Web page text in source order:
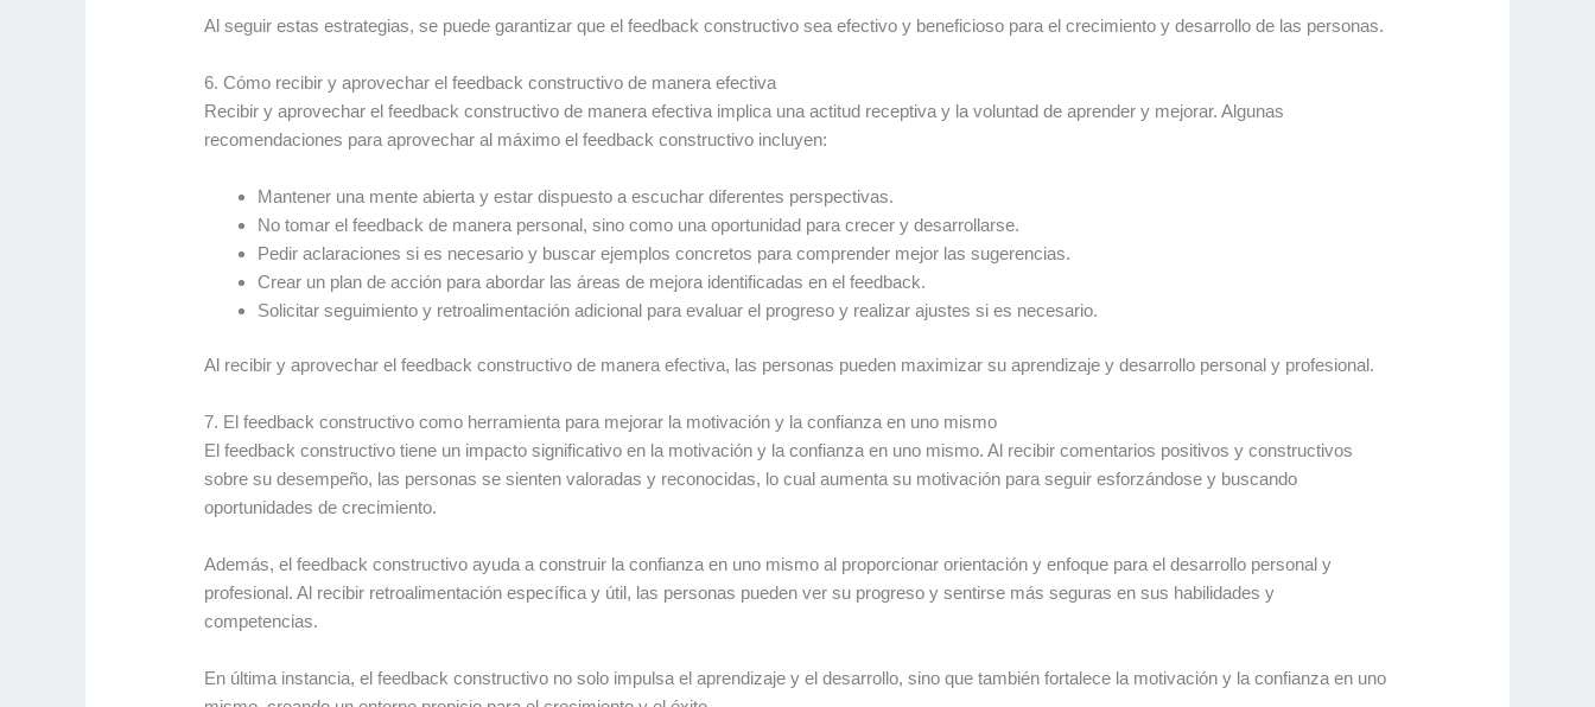
Al seguir estas estrategias, se puede garantizar que el feedback constructivo sea efectivo y beneficioso para el crecimiento y desarrollo de las personas.
6. Cómo recibir y aprovechar el feedback constructivo de manera efectiva
Recibir y aprovechar el feedback constructivo de manera efectiva implica una actitud receptiva y la voluntad de aprender y mejorar. Algunas
recomendaciones para aprovechar al máximo el feedback constructivo incluyen:
Mantener una mente abierta y estar dispuesto a escuchar diferentes perspectivas.
No tomar el feedback de manera personal, sino como una oportunidad para crecer y desarrollarse.
Pedir aclaraciones si es necesario y buscar ejemplos concretos para comprender mejor las sugerencias.
Crear un plan de acción para abordar las áreas de mejora identificadas en el feedback.
Solicitar seguimiento y retroalimentación adicional para evaluar el progreso y realizar ajustes si es necesario.
Al recibir y aprovechar el feedback constructivo de manera efectiva, las personas pueden maximizar su aprendizaje y desarrollo personal y profesional.
7. El feedback constructivo como herramienta para mejorar la motivación y la confianza en uno mismo
El feedback constructivo tiene un impacto significativo en la motivación y la confianza en uno mismo. Al recibir comentarios positivos y constructivos
sobre su desempeño, las personas se sienten valoradas y reconocidas, lo cual aumenta su motivación para seguir esforzándose y buscando
oportunidades de crecimiento.
Además, el feedback constructivo ayuda a construir la confianza en uno mismo al proporcionar orientación y enfoque para el desarrollo personal y
profesional. Al recibir retroalimentación específica y útil, las personas pueden ver su progreso y sentirse más seguras en sus habilidades y
competencias.
En última instancia, el feedback constructivo no solo impulsa el aprendizaje y el desarrollo, sino que también fortalece la motivación y la confianza en uno